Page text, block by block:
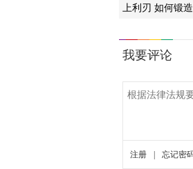
上利刃 如何锻造